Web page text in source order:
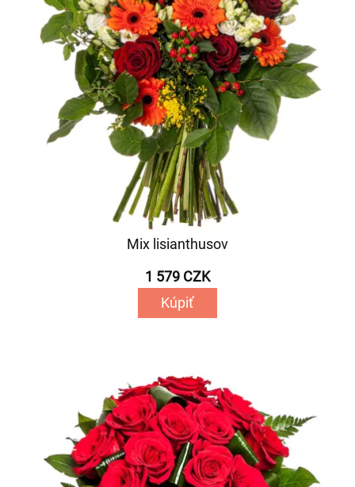
Mix lisianthusov
1 579 CZK
Kúpiť